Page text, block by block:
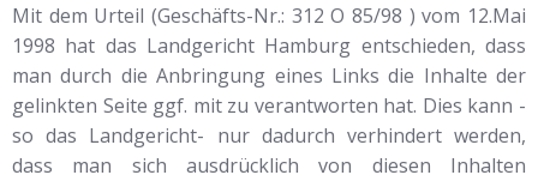
Mit dem Urteil (Geschäfts-Nr.: 312 O 85/98 ) vom 12.Mai
1998 hat das Landgericht Hamburg entschieden, dass
man durch die Anbringung eines Links die Inhalte der
gelinkten Seite ggf. mit zu verantworten hat. Dies kann -
so das Landgericht- nur dadurch verhindert werden,
dass man sich ausdrücklich von diesen Inhalten